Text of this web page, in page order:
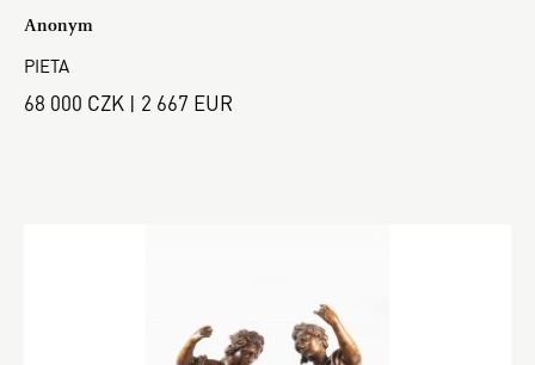
Anonym
PIETA
68 000 CZK | 2 667 EUR